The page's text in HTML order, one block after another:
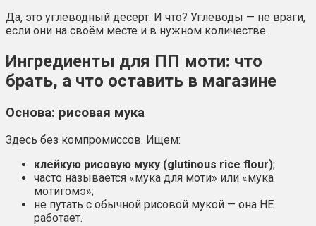
Да, это углеводный десерт. И что? Углеводы — не враги,
если они на своём месте и в нужном количестве.
Ингредиенты для ПП моти: что
брать, а что оставить в магазине
Основа: рисовая мука
Здесь без компромиссов. Ищем:
клейкую рисовую муку (glutinous rice flour);
часто называется «мука для моти» или «мука
мотигомэ»;
не путать с обычной рисовой мукой — она НЕ
работает.